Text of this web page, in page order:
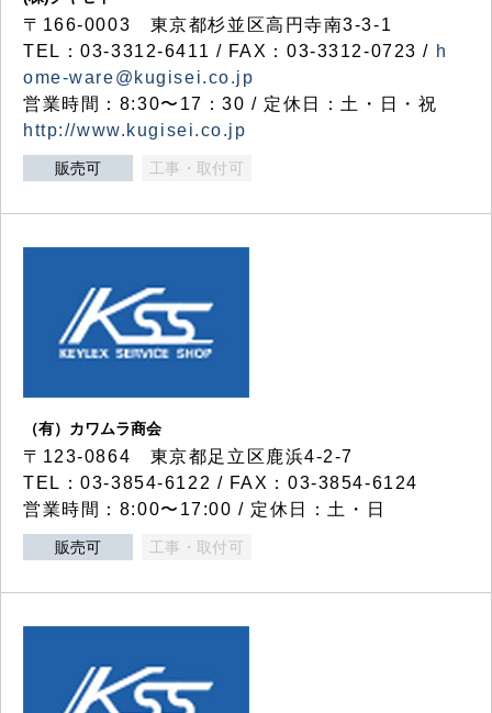
〒166-0003 東京都杉並区高円寺南3-3-1
TEL：03-3312-6411 / FAX：03-3312-0723 / h
ome-ware@kugisei.co.jp
営業時間：8:30〜17：30 / 定休日：土・日・祝
http://www.kugisei.co.jp
販売可 工事・取付可
（有）カワムラ商会
〒123-0864 東京都足立区鹿浜4-2-7
TEL：03-3854-6122 / FAX：03-3854-6124
営業時間：8:00〜17:00 / 定休日：土・日
販売可 工事・取付可